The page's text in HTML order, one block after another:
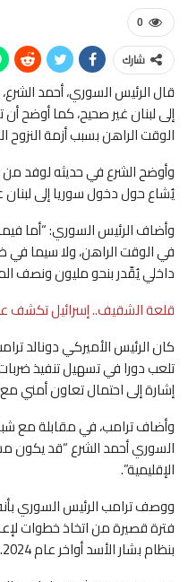
0
شارك
قال الرئيس السوري، أحمد
إلى لبنان غير صحيح، كما أوضح
الوقت الراهن بسبب أزمة النزوح
وأوضح الشرع في حديثه لوفد
يُشاع حول دخول سوريا إلى لبنان
وأضاف الرئيس السوري: “أما
في الوقت الراهن، ولا سيما
داخلي يُقّدر بنحو مليون ونصف
قلعة الشقيف.. إسرائيل تكشف
كان الرئيس الأميركي دونالد
تلعب دورا في تسهيل تنفيذ
إشارة إلى احتمال تعاون أمني
وأضاف ترامب، في مقابلة مع
السوري أحمد الشرع “قد يكون
الإقليمية”.
ووصف ترامب الرئيس السوري
فترة قصيرة من اتخاذ خطوات
بنظام بشار الأسد أواخر عام 2024.